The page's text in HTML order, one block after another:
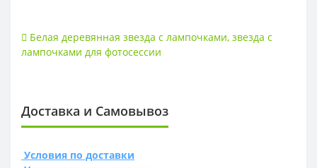
Белая деревянная звезда с лампочками, звезда с
лампочками для фотосессии
Доставка и Самовывоз
Условия по доставки